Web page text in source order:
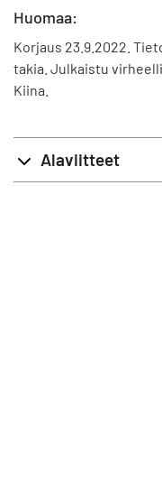
Huomaa:
Korjaus 23.9.2022.
takia. Julkaistu
Kiina.
Alaviitteet